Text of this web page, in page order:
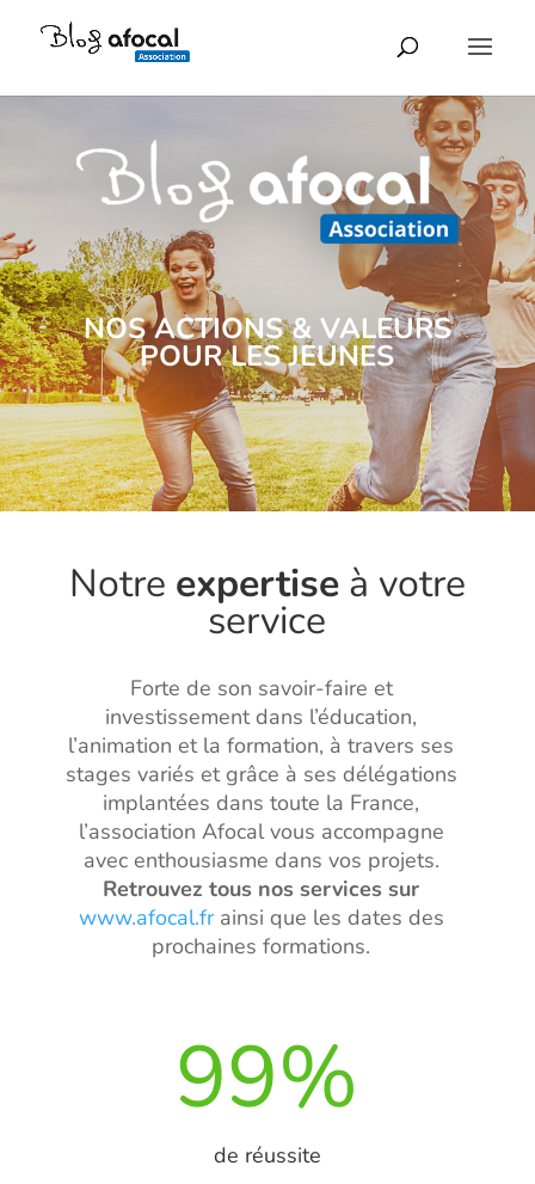
NOS ACTIONS & VALEURS
POUR LES JEUNES
Notre expertiseà votre
service
Forte de son savoir-faire et
investissement dans l’éducation,
l’animation et la formation, à travers ses
stages variés et grâce à ses délégations
implantées dans toute la France,
l’association Afocal vous accompagne
avec enthousiasme dans vos projets.
Retrouveztous nos services sur
www.afocal.fr ainsi que les dates des
prochaines formations.
99%
de réussite